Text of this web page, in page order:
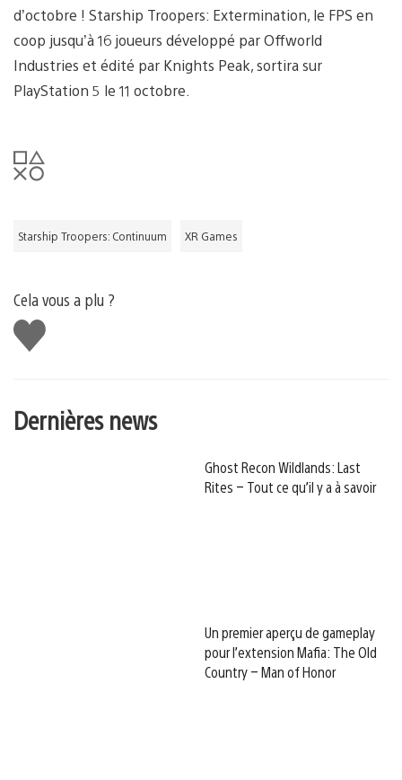
d’octobre ! Starship Troopers: Extermination, le FPS en
coop jusqu’à 16 joueurs développé par Offworld
Industries et édité par Knights Peak, sortira sur
PlayStation 5 le 11 octobre.
Starship Troopers: Continuum XR Games
Cela vous a plu ?
J'aime
Dernières news
Ghost Recon Wildlands: Last
Rites – Tout ce qu’il y a à savoir
Un premier aperçu de gameplay
pour l’extension Mafia: The Old
Country – Man of Honor